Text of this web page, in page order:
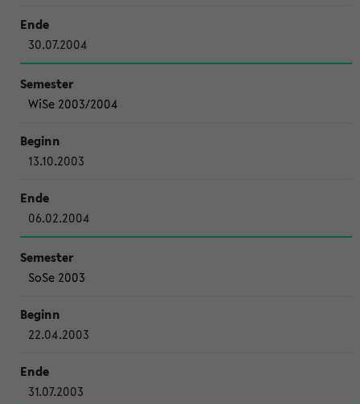
30.07.2004
WiSe 2003/2004
13.10.2003
06.02.2004
SoSe 2003
22.04.2003
31.07.2003